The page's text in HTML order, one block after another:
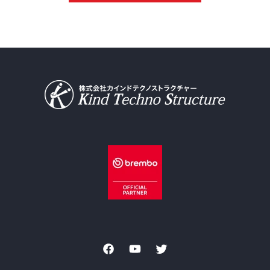
FacebookYouTubeTwitter